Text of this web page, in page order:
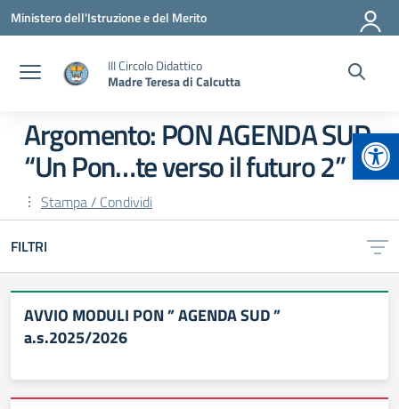
Vai ai contenuti
Vai al menu di navigazione
Vai al footer
Ministero dell'Istruzione e del Merito
III Circolo Didattico
Madre Teresa di Calcutta
Argomento: PON AGENDA SUD
“Un Pon…te verso il futuro 2”
Stampa / Condividi
FILTRI
AVVIO MODULI PON ” AGENDA SUD ”
a.s.2025/2026